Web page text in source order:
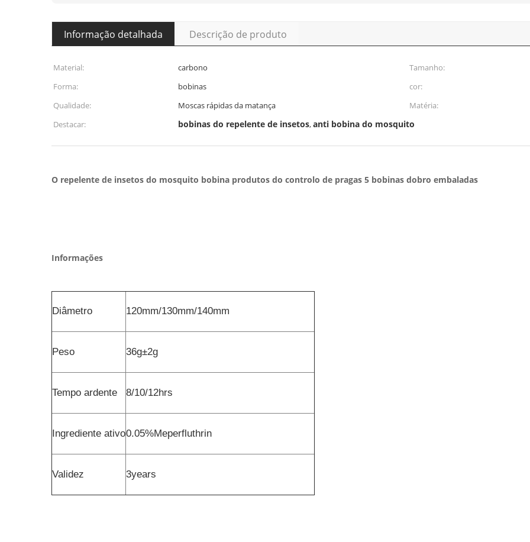
Informação detalhada Descrição de produto
Material: carbono Tamanho:
Forma:
bobinas cor:
Qualidade:
Moscas rápidas da matança Matéria:
Destacar:
bobinas do repelente de insetos,anti bobina do mosquito
O repelente de insetos do mosquito bobina produtos do controlo de pragas 5 bobinas dobro embaladas
Informações
Diâmetro 120mm/130mm/140mm
Peso 36g±2g
Tempo ardente 8/10/12hrs
Ingrediente ativo0.05%Meperfluthrin
Validez 3years